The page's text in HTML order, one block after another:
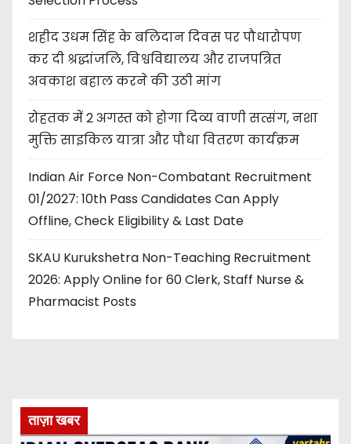
शहीद उधम सिंह के बलिदान दिवस पर पौधारोपण
कर दी श्रद्धांजलि, विश्वविद्यालय और राजपत्रित
अवकाश बहाल करने की उठी मांग
रोहतक में 2 अगस्त को होगा दिव्य वाणी सत्संग, नशा
मुक्ति साइकिल यात्रा और पौधा वितरण कार्यक्रम
Indian Air Force Non-Combatant Recruitment
01/2027: 10th Pass Candidates Can Apply
Offline, Check Eligibility & Last Date
SKAU Kurukshetra Non-Teaching Recruitment
2026: Apply Online for 60 Clerk, Staff Nurse &
Pharmacist Posts
ताज़ा खबर